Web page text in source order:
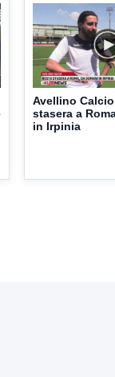
Avellino
stasera a
in Irpinia